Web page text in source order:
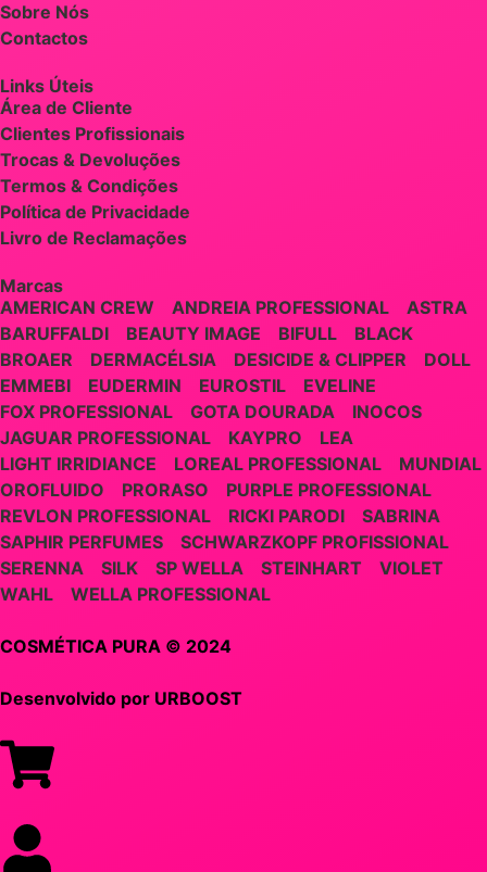
Sobre Nós
Contactos
Links Úteis
Área de Cliente
Clientes Profissionais
Trocas & Devoluções
Termos & Condições
Política de Privacidade
Livro de Reclamações
Marcas
AMERICAN CREW
ANDREIA PROFESSIONAL
ASTRA
BARUFFALDI
BEAUTY IMAGE BIFULL
BLACK
BROAER
DERMACÉLSIA DESICIDE & CLIPPER
DOLL
EMMEBI
EUDERMIN EUROSTIL
EVELINE
FOX PROFESSIONAL
GOTA DOURADA
INOCOS
JAGUAR PROFESSIONAL
KAYPRO
LEA
LIGHT IRRIDIANCE
LOREAL PROFESSIONAL
MUNDIAL
OROFLUIDO
PRORASO
PURPLE PROFESSIONAL
REVLON PROFESSIONAL
RICKI PARODI
SABRINA
SAPHIR PERFUMES
SCHWARZKOPF PROFISSIONAL
SERENNA
SILK SP WELLA STEINHART
VIOLET
WAHL
WELLA PROFESSIONAL
COSMÉTICA PURA © 2024
Desenvolvido por URBOOST